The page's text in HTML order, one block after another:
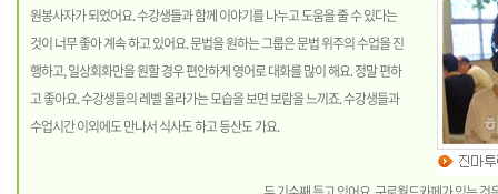
원봉사자가 되었어요. 수강생들과 함께 이야기를 나누고 도움을 줄 수 있다는
것이 너무 좋아 계속 하고 있어요. 문법을 원하는 그룹은 문법 위주의 수업을 진
행하고, 일상회화만을 원할 경우 편안하게 영어로 대화를 많이 해요. 정말 편하
고 좋아요. 수강생들의 레벨 올라가는 모습을 보면 보람을 느끼죠. 수강생들과
수업시간 이외에도 만나서 식사도 하고 등산도 가요.